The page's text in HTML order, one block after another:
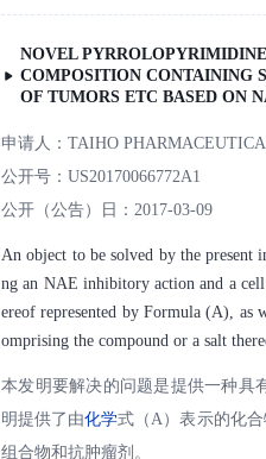
NOVEL
COMPOSITION CONTAINING
OF TUMORS ETC BASED ON
申请人： TAIHO
公开号： US20170066772A1
公开（公告）日： 2017-03-09
An object to be solved by the
ng an NAE inhibitory action and a
ereof represented by Formula (A), as
omprising the compound or a salt
本发明要解决的问题是提供一种具
明提供了由化学式（A）表示的化
组合物和抗肿瘤剂。